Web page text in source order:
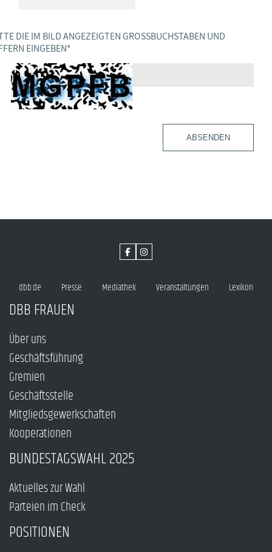
DIE IM BILD ANGEZEIGTEN GROSSBUCHSTABEN UND Z
EINGEBEN *
ABSENDEN
dbb.de Presse Mediathek Veranstaltungen Lexikon
DBB FRAUEN
Über uns
Geschäftsführung
Gremien
Geschäftsstelle
Mitgliedsgewerkschaften
Kooperationen
BUNDESTAGSWAHL 2025
Aktuelles zur Wahl
Parteien im Check
POSITIONEN